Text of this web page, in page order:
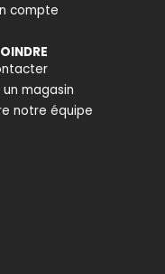
compte
un magasin
notre équipe